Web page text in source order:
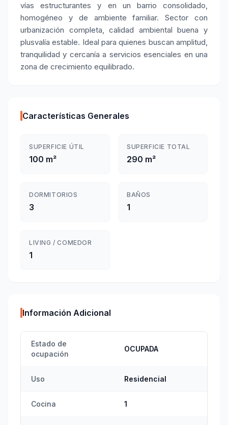
vías estructurantes y en un barrio consolidado,
homogéneo y de ambiente familiar. Sector con
urbanización completa, calidad ambiental buena y
plusvalía estable. Ideal para quienes buscan amplitud,
tranquilidad y cercanía a servicios esenciales en una
zona de crecimiento equilibrado.
Características Generales
SUPERFICIE ÚTIL
100 m²
SUPERFICIE TOTAL
290 m²
DORMITORIOS
3
BAÑOS
1
LIVING / COMEDOR
1
Información Adicional
Estado de
ocupación
OCUPADA
Uso Residencial
Cocina 1